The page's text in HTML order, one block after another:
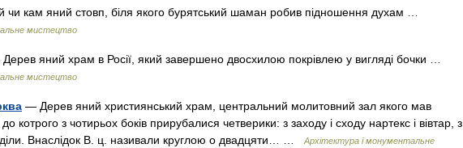
кам яний стовп, біля якого бурятський шаман робив підношення духам …
мистецтво
яний храм в Росії, який завершено двосхилою покрівлею у вигляді бочки …
мистецтво
— Дерев яний християнський храм, центральний молитовний зал якого мав
котрого з чотирьох боків прирубалися четверики: з заходу і сходу нартекс і вівтар, з
Внаслідок В. ц. називали круглою о двадцяти… …
Архітектура і монументальне